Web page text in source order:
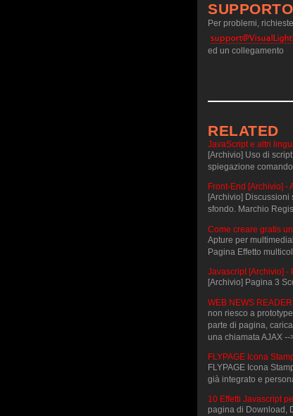
SUPPORTO
Per problemi,
ed un collegamento
RELATED
JavaScript e altri
[Archivio] Uso di
spiegazione
Front-End [Archivio] -
[Archivio] Discussioni
sfondo. Marchio
Come creare gratis
Apture per
Pagina Effetto
Javascript [Archivio] -
[Archivio] Pagina 3
WEB NEWS
non riesco a
parte di pagina,
una chiamata AJAX
FLYPAGE Icona
FLYPAGE Icona
già integrato e
10 Effetti Javascript
pagina di Download,